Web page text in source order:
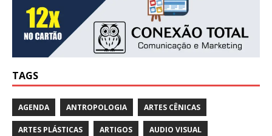
TAGS
AGENDA ANTROPOLOGIA ARTES CÊNICAS
ARTES PLÁSTICAS ARTIGOS AUDIO VISUAL